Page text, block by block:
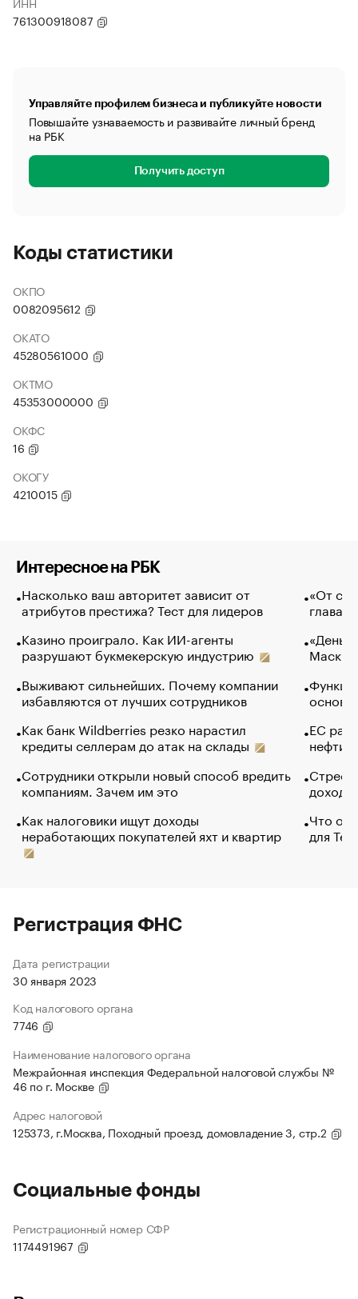
761300918087
Управляйте профилем бизнеса и публикуйте новости
Повышайте узнаваемость и развивайте личный бренд
на РБК
Получить доступ
Коды статистики
ОКПО
0082095612
ОКАТО
45280561000
ОКТМО
45353000000
ОКФС
16
ОКОГУ
4210015
Интересное на РБК
Насколько ваш авторитет зависит от
атрибутов престижа? Тест для лидеров
Казино проиграло. Как ИИ-агенты
разрушают букмекерскую индустрию
Выживают сильнейших. Почему компании
избавляются от лучших сотрудников
Как банк Wildberries резко нарастил
кредиты селлерам до атак на склады
Сотрудники открыли новый способ вредить
компаниям. Зачем им это
Как налоговики ищут доходы
неработающих покупателей яхт и квартир
«От
глава
Маск в
основ
ЕС
нефти
Что
для
Регистрация ФНС
Дата регистрации
30 января 2023
Код налогового органа
7746
Наименование налогового органа
Межрайонная инспекция Федеральной налоговой службы №
46 по г. Москве
Адрес налоговой
125373, г.Москва, Походный проезд, домовладение 3, стр.2
Социальные фонды
Регистрационный номер СФР
1174491967